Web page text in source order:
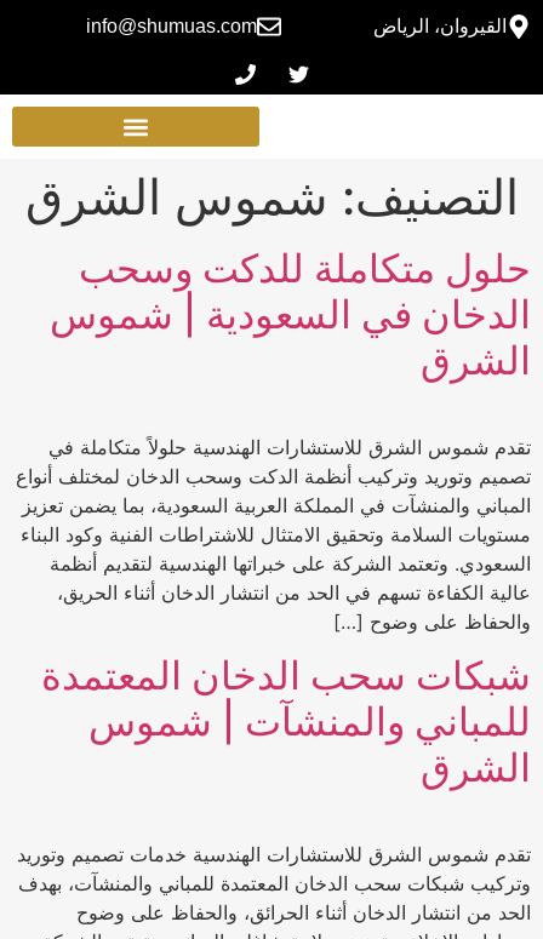
القيروان، الرياض info@shumuas.com
التصنيف: شموس الشرق
حلول متكاملة للدكت وسحب
الدخان في السعودية | شموس
الشرق
تقدم شموس الشرق للاستشارات الهندسية حلولاً متكاملة في
تصميم وتوريد وتركيب أنظمة الدكت وسحب الدخان لمختلف أنواع
المباني والمنشآت في المملكة العربية السعودية، بما يضمن تعزيز
مستويات السلامة وتحقيق الامتثال للاشتراطات الفنية وكود البناء
السعودي. وتعتمد الشركة على خبراتها الهندسية لتقديم أنظمة
عالية الكفاءة تسهم في الحد من انتشار الدخان أثناء الحريق،
والحفاظ على وضوح […]
شبكات سحب الدخان المعتمدة
للمباني والمنشآت | شموس
الشرق
تقدم شموس الشرق للاستشارات الهندسية خدمات تصميم وتوريد
وتركيب شبكات سحب الدخان المعتمدة للمباني والمنشآت، بهدف
الحد من انتشار الدخان أثناء الحرائق، والحفاظ على وضوح